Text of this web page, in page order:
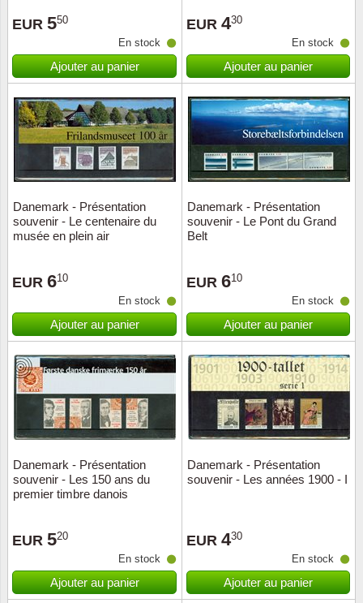
EUR 550
En stock
Ajouter au panier
EUR 430
En stock
Ajouter au panier
Danemark - Présentation
souvenir - Le centenaire du
musée en plein air
EUR 610
En stock
Ajouter au panier
Danemark - Présentation
souvenir - Le Pont du Grand
Belt
EUR 610
En stock
Ajouter au panier
Danemark - Présentation
souvenir - Les 150 ans du
premier timbre danois
EUR 520
En stock
Ajouter au panier
Danemark - Présentation
souvenir - Les années 1900 - I
EUR 430
En stock
Ajouter au panier